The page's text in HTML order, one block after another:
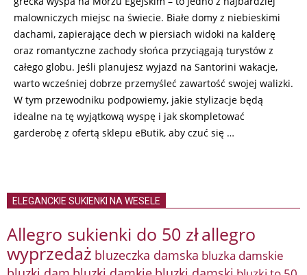
malowniczych miejsc na świecie. Białe domy z niebieskimi
dachami, zapierające dech w piersiach widoki na kalderę
oraz romantyczne zachody słońca przyciągają turystów z
całego globu. Jeśli planujesz wyjazd na Santorini wakacje,
warto wcześniej dobrze przemyśleć zawartość swojej walizki.
W tym przewodniku podpowiemy, jakie stylizacje będą
idealne na tę wyjątkową wyspę i jak skompletować
garderobę z ofertą sklepu eButik, aby czuć się …
ELEGANCKIE SUKIENKI NA WESELE
Allegro sukienki do 50 złallegro
wyprzedaż bluzeczka damska bluzka damskie